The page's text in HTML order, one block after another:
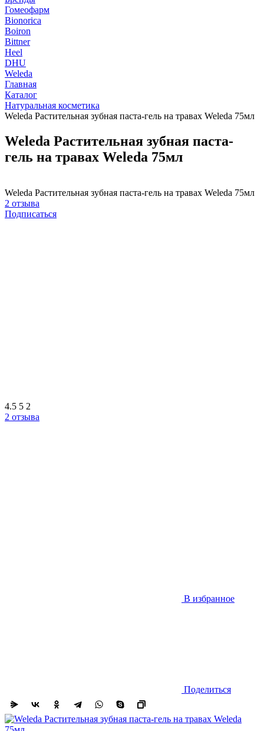
Гомеофарм
Bionorica
Boiron
Bittner
Heel
DHU
Weleda
Главная
Каталог
Натуральная косметика
Weleda Растительная зубная паста-гель на травах Weleda 75мл
Weleda Растительная зубная паста-
гель на травах Weleda 75мл
Weleda Растительная зубная паста-гель на травах Weleda 75мл
2 отзыва
Подписаться
4.5 5 2
2 отзыва
В избранное
Поделиться